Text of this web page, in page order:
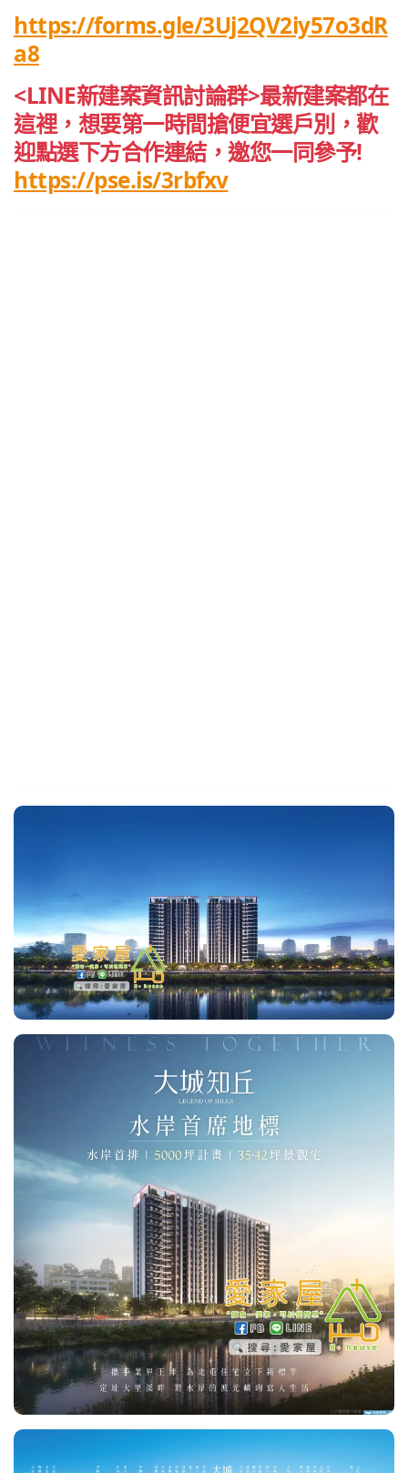
https://forms.gle/3Uj2QV2iy57o3dR
a8
<LINE新建案資訊討論群>最新建案都在
這裡，想要第一時間搶便宜選戶別，歡
迎點選下方合作連結，邀您一同參予!
https://pse.is/3rbfxv